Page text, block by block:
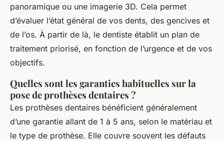
panoramique ou une imagerie 3D. Cela permet
d’évaluer l’état général de vos dents, des gencives et
de l’os. À partir de là, le dentiste établit un plan de
traitement priorisé, en fonction de l’urgence et de vos
objectifs.
Quelles sont les garanties habituelles sur la
pose de prothèses dentaires ?
Les prothèses dentaires bénéficient généralement
d’une garantie allant de 1 à 5 ans, selon le matériau et
le type de prothèse. Elle couvre souvent les défauts